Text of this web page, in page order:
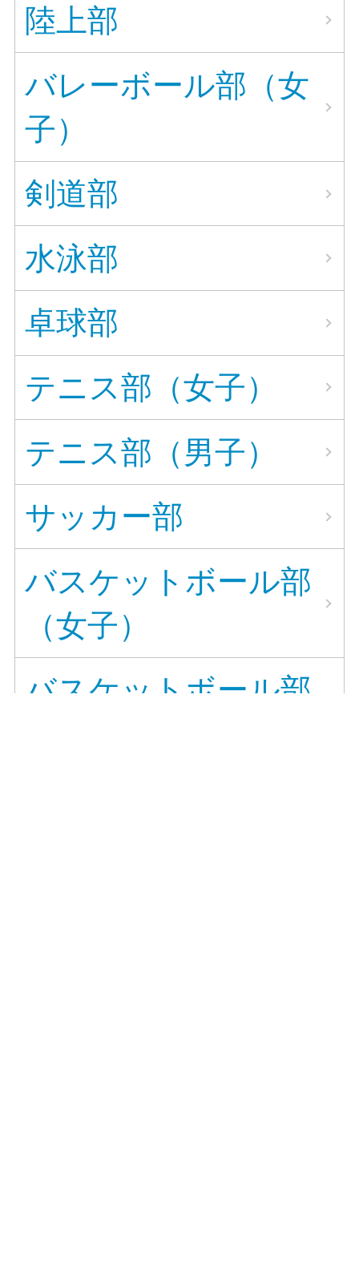
陸上部
バレーボール部（女
子）
剣道部
水泳部
卓球部
テニス部（女子）
テニス部（男子）
サッカー部
バスケットボール部
（女子）
バスケットボール部